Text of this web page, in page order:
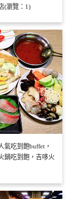
(瀏覽：1)
氣吃到飽buffet，
鍋吃到飽，吉哆火